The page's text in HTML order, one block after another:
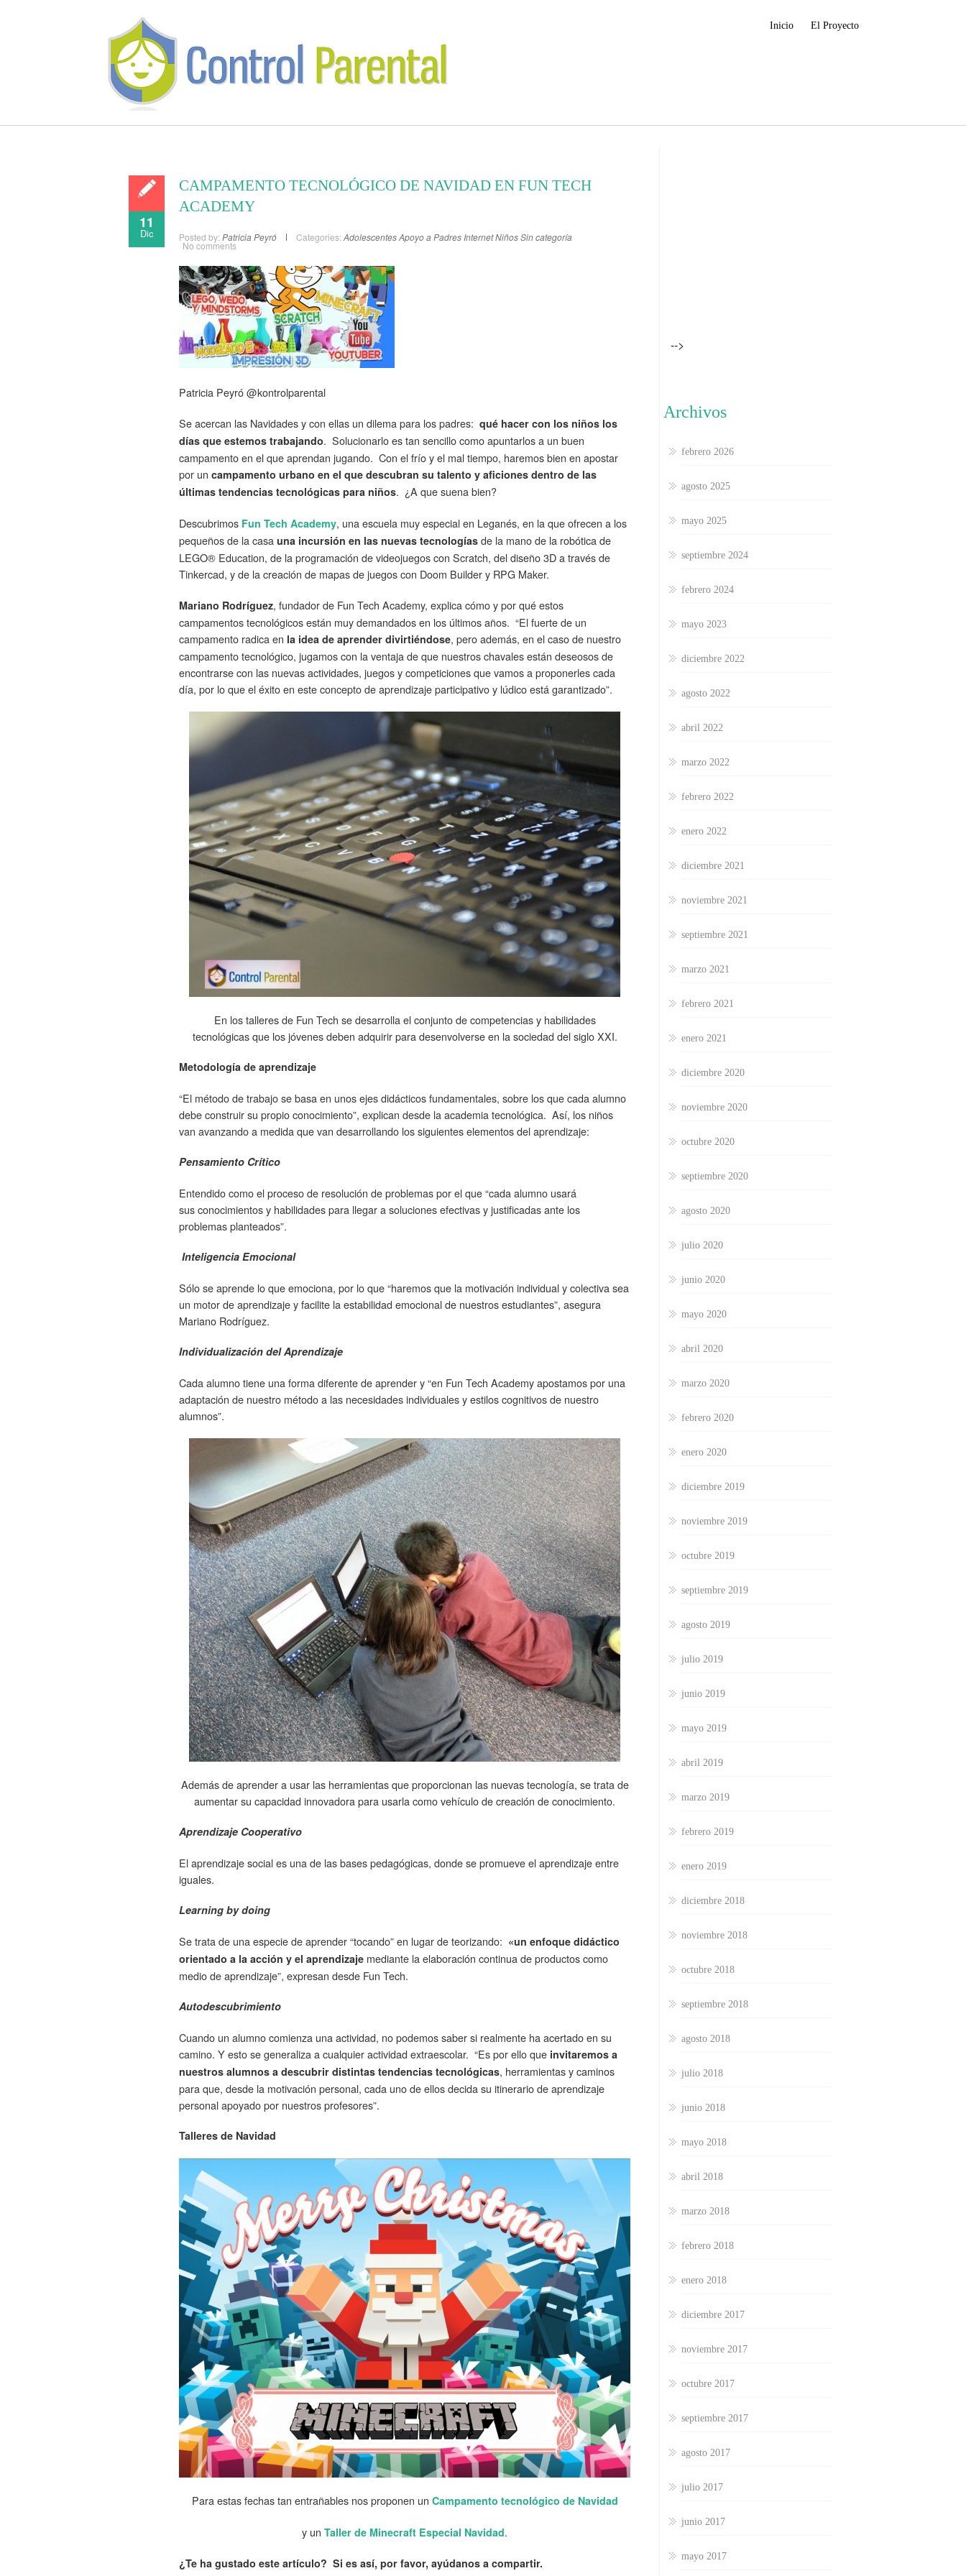
Inicio El Proyecto
11
Dic
CAMPAMENTO TECNOLÓGICO DE NAVIDAD EN FUN TECH
ACADEMY
Posted by: Patricia Peyró Categories: AdolescentesApoyo a Padres InternetNiñosSin categoría
No comments
Patricia Peyró @kontrolparental
Se acercan las Navidades y con ellas un dilema para los padres: qué hacer con los niños los
días que estemos trabajando. Solucionarlo es tan sencillo como apuntarlos a un buen
campamento en el que aprendan jugando. Con el frío y el mal tiempo, haremos bien en apostar
por un campamento urbano en el que descubran su talento y aficiones dentro de las
últimas tendencias tecnológicas para niños. ¿A que suena bien?
Descubrimos Fun Tech Academy, una escuela muy especial en Leganés, en la que ofrecen a los
pequeños de la casa una incursión en las nuevas tecnologías de la mano de la robótica de
LEGO® Education, de la programación de videojuegos con Scratch, del diseño 3D a través de
Tinkercad, y de la creación de mapas de juegos con Doom Builder y RPG Maker.
Mariano Rodríguez, fundador de Fun Tech Academy, explica cómo y por qué estos
campamentos tecnológicos están muy demandados en los últimos años. “El fuerte de un
campamento radica en la idea de aprender divirtiéndose, pero además, en el caso de nuestro
campamento tecnológico, jugamos con la ventaja de que nuestros chavales están deseosos de
encontrarse con las nuevas actividades, juegos y competiciones que vamos a proponerles cada
día, por lo que el éxito en este concepto de aprendizaje participativo y lúdico está garantizado”.
En los talleres de Fun Tech se desarrolla el conjunto de competencias y habilidades
tecnológicas que los jóvenes deben adquirir para desenvolverse en la sociedad del siglo XXI.
Metodología de aprendizaje
“El método de trabajo se basa en unos ejes didácticos fundamentales, sobre los que cada alumno
debe construir su propio conocimiento”, explican desde la academia tecnológica. Así, los niños
van avanzando a medida que van desarrollando los siguientes elementos del aprendizaje:
Pensamiento Crítico
Entendido como el proceso de resolución de problemas por el que “cada alumno usará
sus conocimientos y habilidades para llegar a soluciones efectivas y justificadas ante los
problemas planteados”.
Inteligencia Emocional
Sólo se aprende lo que emociona, por lo que “haremos que la motivación individual y colectiva sea
un motor de aprendizaje y facilite la estabilidad emocional de nuestros estudiantes”, asegura
Mariano Rodríguez.
Individualización del Aprendizaje
Cada alumno tiene una forma diferente de aprender y “en Fun Tech Academy apostamos por una
adaptación de nuestro método a las necesidades individuales y estilos cognitivos de nuestro
alumnos”.
Además de aprender a usar las herramientas que proporcionan las nuevas tecnología, se trata de
aumentar su capacidad innovadora para usarla como vehículo de creación de conocimiento.
Aprendizaje Cooperativo
El aprendizaje social es una de las bases pedagógicas, donde se promueve el aprendizaje entre
iguales.
Learning by doing
Se trata de una especie de aprender “tocando” en lugar de teorizando: «un enfoque didáctico
orientado a la acción y el aprendizaje mediante la elaboración continua de productos como
medio de aprendizaje”, expresan desde Fun Tech.
Autodescubrimiento
Cuando un alumno comienza una actividad, no podemos saber si realmente ha acertado en su
camino. Y esto se generaliza a cualquier actividad extraescolar. “Es por ello que invitaremos a
nuestros alumnos a descubrir distintas tendencias tecnológicas, herramientas y caminos
para que, desde la motivación personal, cada uno de ellos decida su itinerario de aprendizaje
personal apoyado por nuestros profesores”.
Talleres de Navidad
Para estas fechas tan entrañables nos proponen un Campamento tecnológico de Navidad
y unTaller de Minecraft Especial Navidad.
¿Te ha gustado este artículo? Si es así, por favor, ayúdanos a compartir.
-->
Archivos
febrero 2026
agosto 2025
mayo 2025
septiembre 2024
febrero 2024
mayo 2023
diciembre 2022
agosto 2022
abril 2022
marzo 2022
febrero 2022
enero 2022
diciembre 2021
noviembre 2021
septiembre 2021
marzo 2021
febrero 2021
enero 2021
diciembre 2020
noviembre 2020
octubre 2020
septiembre 2020
agosto 2020
julio 2020
junio 2020
mayo 2020
abril 2020
marzo 2020
febrero 2020
enero 2020
diciembre 2019
noviembre 2019
octubre 2019
septiembre 2019
agosto 2019
julio 2019
junio 2019
mayo 2019
abril 2019
marzo 2019
febrero 2019
enero 2019
diciembre 2018
noviembre 2018
octubre 2018
septiembre 2018
agosto 2018
julio 2018
junio 2018
mayo 2018
abril 2018
marzo 2018
febrero 2018
enero 2018
diciembre 2017
noviembre 2017
octubre 2017
septiembre 2017
agosto 2017
julio 2017
junio 2017
mayo 2017